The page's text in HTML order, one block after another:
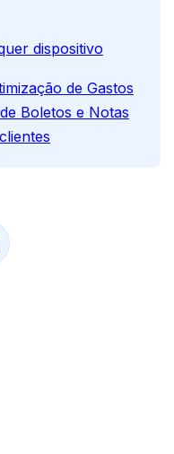
dispositivo
de Gastos
Boletos e Notas